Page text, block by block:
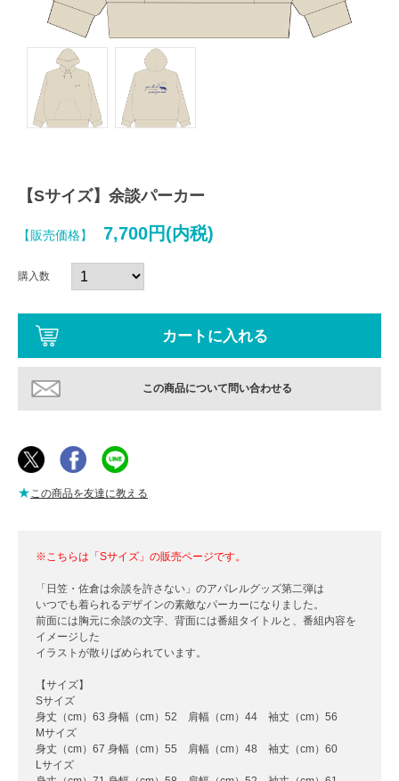
【Sサイズ】余談パーカー
【販売価格】 7,700円(内税)
購入数
この商品について問い合わせる
★この商品を友達に教える
※こちらは「Sサイズ」の販売ページです。
「日笠・佐倉は余談を許さない」のアパレルグッズ第二弾は
いつでも着られるデザインの素敵なパーカーになりました。
前面には胸元に余談の文字、背面には番組タイトルと、番組内容を
イメージした
イラストが散りばめられています。
【サイズ】
Sサイズ
身丈（cm）63 身幅（cm）52 肩幅（cm）44 袖丈（cm）56
Mサイズ
身丈（cm）67 身幅（cm）55 肩幅（cm）48 袖丈（cm）60
Lサイズ